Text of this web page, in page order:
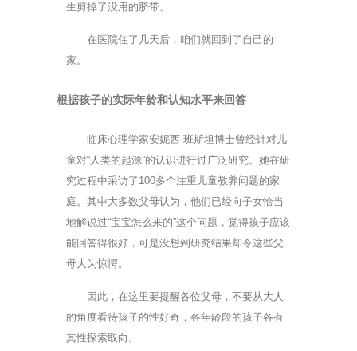
生剪掉了没用的脐带。
在医院住了几天后，咱们就回到了自己的
家。
根据孩子的实际年龄和认知水平来回答
临床心理学家安妮西·班斯坦博士曾经针对儿
童对“人类的起源”的认识进行过广泛研究。她在研
究过程中采访了100多个注重儿童教养问题的家
庭。其中大多数父母认为，他们已经向子女恰当
地解说过“宝宝怎么来的”这个问题，觉得孩子应该
能回答得很好，可是没想到研究结果却令这些父
母大为惊愕。
因此，在这里要提醒各位父母，不要从大人
的角度看待孩子的性好奇，各年龄段的孩子各有
其性探索取向。